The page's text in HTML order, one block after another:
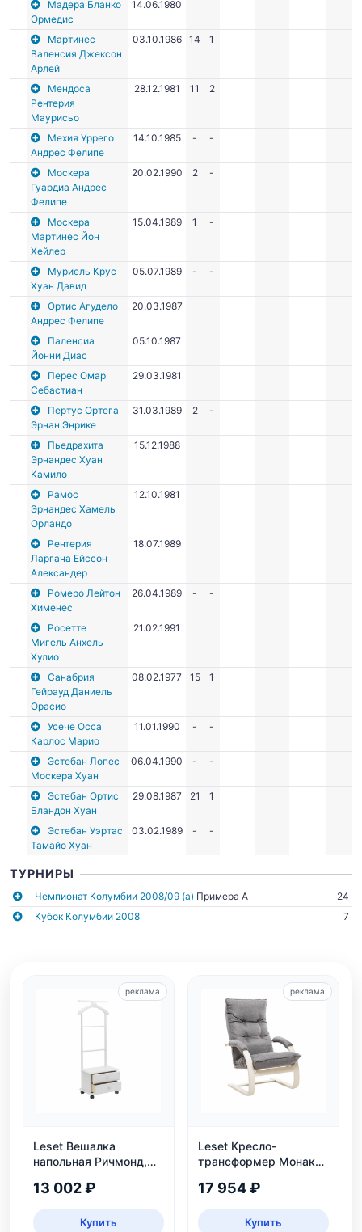
Мадера Бланко
Ормедис
14.06.1980
Мартинес
Валенсия Джексон
Арлей
03.10.1986 14 1
Мендоса
Рентерия
Маурисьо
28.12.1981 11 2
Мехия Уррего
Андрес Фелипе
14.10.1985 - -
Москера
Гуардиа Андрес
Фелипе
20.02.1990 2 -
Москера
Мартинес Йон
Хейлер
15.04.1989 1 -
Муриель Крус
Хуан Давид
05.07.1989 - -
Ортис Агудело
Андрес Фелипе
20.03.1987
Паленсиа
Йонни Диас
05.10.1987
Перес Омар
Себастиан
29.03.1981
Пертус Ортега
Эрнан Энрике
31.03.1989 2 -
Пьедрахита
Эрнандес Хуан
Камило
15.12.1988
Рамос
Эрнандес Хамель
Орландо
12.10.1981
Рентерия
Ларгача Ейссон
Александер
18.07.1989
Ромеро Лейтон
Хименес
26.04.1989 - -
Росетте
Мигель Анхель
Хулио
21.02.1991
Санабрия
Гейрауд Даниель
Орасио
08.02.1977 15 1
Усече Осса
Карлос Марио
11.01.1990 - -
Эстебан Лопес
Москера Хуан
06.04.1990 - -
Эстебан Ортис
Бландон Хуан
29.08.1987 21 1
Эстебан Уэртас
Тамайо Хуан
03.02.1989 - -
ТУРНИРЫ
Чемпионат Колумбии 2008/09 (а) Примера А
24
Кубок Колумбии 2008
7
Leset Вешалка
напольная Ричмонд,
13 002 ₽
Купить
реклама
Leset Кресло-
трансформер Монако,
17 954 ₽
Купить
реклама